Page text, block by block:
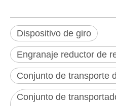
Dispositivo de giro
Engranaje reductor de
Conjunto de transporte
Conjunto de